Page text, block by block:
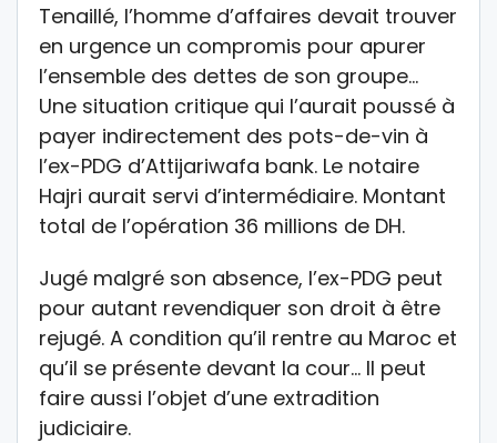
Tenaillé, l’homme d’affaires devait trouver
en urgence un compromis pour apurer
l’ensemble des dettes de son groupe…
Une situation critique qui l’aurait poussé à
payer indirectement des pots-de-vin à
l’ex-PDG d’Attijariwafa bank. Le notaire
Hajri aurait servi d’intermédiaire. Montant
total de l’opération 36 millions de DH.
Jugé malgré son absence, l’ex-PDG peut
pour autant revendiquer son droit à être
rejugé. A condition qu’il rentre au Maroc et
qu’il se présente devant la cour… Il peut
faire aussi l’objet d’une extradition
judiciaire.